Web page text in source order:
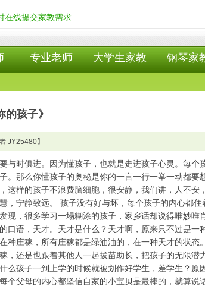
在线提交家教需求
专业老师 大学生家教 钢琴家
的孩子》
JY25480】
与时俱进。因为懂孩子，也就是走进孩子心灵。每个
。那么你懂孩子的奥秘是你的一言一行一举一动都要
这样的孩子不浪费脑细胞，很安静，我们讲，人不安
，宁静致远。 孩子没有好与坏，每个孩子的内心都住
，很多学习一塌糊涂的孩子，家乡话却说得唯妙唯
语，天才。天才是什么？天才啊，原来只不过是一
种庄稼，所有庄稼都是绿油油的，在一种天才的状态
，还是也跟着其他人一起拔苗助长，把孩子的无限潜
么孩子一到上学的时候就被划作好学生，差学生？原
父母的内心都坚信自家的小宝贝是最棒的，就算说